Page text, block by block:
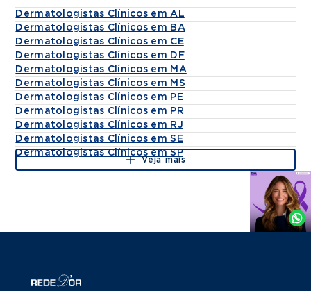
Dermatologistas Clínicos em AL
Dermatologistas Clínicos em BA
Dermatologistas Clínicos em CE
Dermatologistas Clínicos em DF
Dermatologistas Clínicos em MA
Dermatologistas Clínicos em MS
Dermatologistas Clínicos em PE
Dermatologistas Clínicos em PR
Dermatologistas Clínicos em RJ
Dermatologistas Clínicos em SE
Dermatologistas Clínicos em SP
Veja mais
Agende
Whatsapp